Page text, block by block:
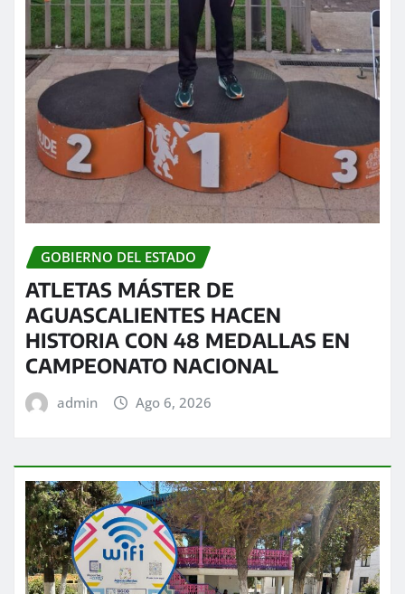
GOBIERNO DEL ESTADO
ATLETAS MÁSTER DE
AGUASCALIENTES HACEN
HISTORIA CON 48 MEDALLAS EN
CAMPEONATO NACIONAL
admin Ago 6, 2026